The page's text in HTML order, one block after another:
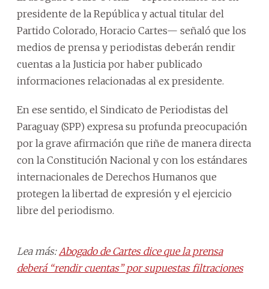
presidente de la República y actual titular del
Partido Colorado, Horacio Cartes— señaló que los
medios de prensa y periodistas deberán rendir
cuentas a la Justicia por haber publicado
informaciones relacionadas al ex presidente.
En ese sentido, el Sindicato de Periodistas del
Paraguay (SPP) expresa su profunda preocupación
por la grave afirmación que riñe de manera directa
con la Constitución Nacional y con los estándares
internacionales de Derechos Humanos que
protegen la libertad de expresión y el ejercicio
libre del periodismo.
Lea más: Abogado de Cartes dice que la prensa
deberá “rendir cuentas” por supuestas filtraciones